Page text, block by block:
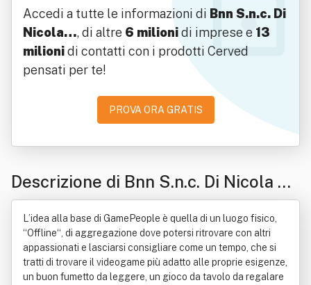
Accedi a tutte le informazioni di Bnn S.n.c. Di
Nicola…, di altre 6 milionidi imprese e 13
milionidi contatti con i prodotti Cerved
pensati per te!
PROVA ORA GRATIS
Descrizione di Bnn S.n.c. Di Nicola Ca
so E Giannicola Salvatore Cuboni
L’idea alla base di GamePeople è quella di un luogo fisico,
“Offline“, di aggregazione dove potersi ritrovare con altri
appassionati e lasciarsi consigliare come un tempo, che si
tratti di trovare il videogame più adatto alle proprie esigenze,
un buon fumetto da leggere, un gioco da tavolo da regalare